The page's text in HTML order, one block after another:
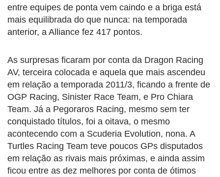
entre equipes de ponta vem caindo e a briga está
mais equilibrada do que nunca: na temporada
anterior, a Alliance fez 417 pontos.
As surpresas ficaram por conta da Dragon Racing
AV, terceira colocada e aquela que mais ascendeu
em relação a temporada 2011/3, ficando a frente de
OGP Racing, Sinister Race Team, e Pro Chiara
Team. Já a Pegoraros Racing, mesmo sem ter
conquistado títulos, foi a oitava, o mesmo
acontecendo com a Scuderia Evolution, nona. A
Turtles Racing Team teve poucos GPs disputados
em relação as rivais mais próximas, e ainda assim
ficou entre as dez melhores por conta de ótimos